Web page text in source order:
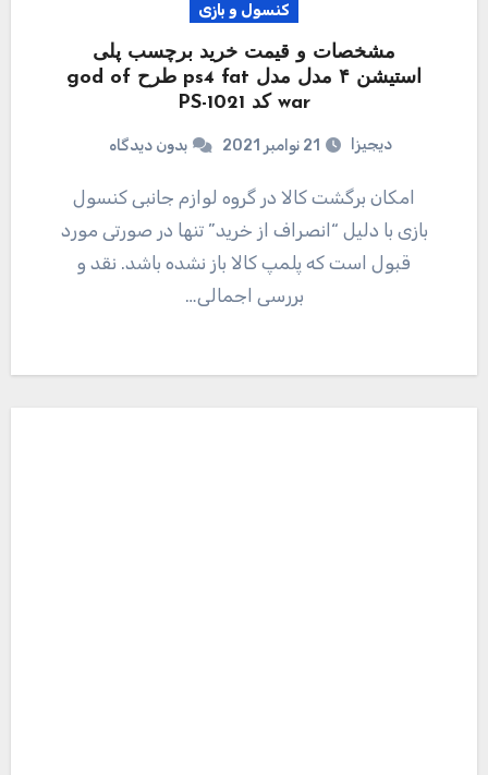
کنسول و بازی
مشخصات و قیمت خرید برچسب پلی
استیشن ۴ مدل مدل ps4 fat طرح god of
war کد PS-1021
دیجیزا 21 نوامبر 2021 بدون دیدگاه
امکان برگشت کالا در گروه لوازم جانبی کنسول
بازی با دلیل “انصراف از خرید” تنها در صورتی مورد
قبول است که پلمپ کالا باز نشده باشد. نقد و
بررسی اجمالی…